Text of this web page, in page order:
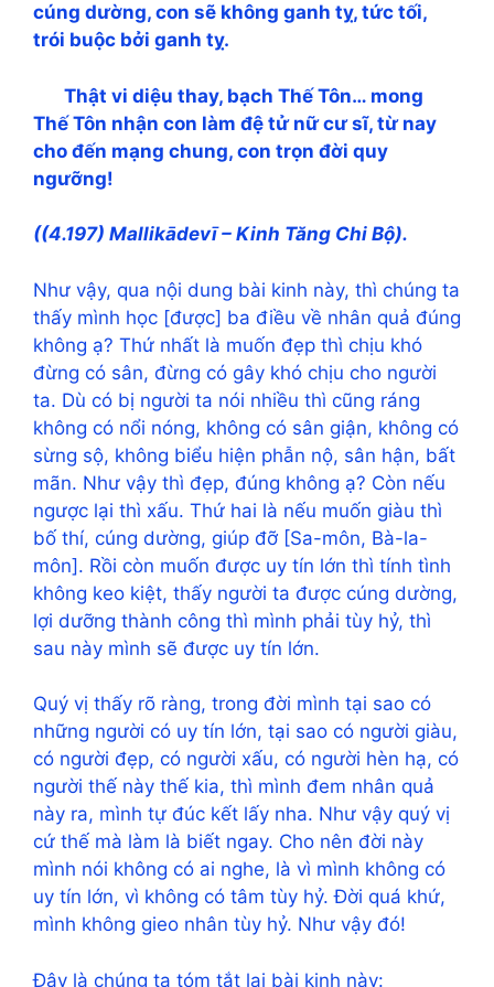
cúng dường, con sẽ không ganh tỵ, tức tối,
trói buộc bởi ganh tỵ.
Thật vi diệu thay, bạch Thế Tôn… mong
Thế Tôn nhận con làm đệ tử nữ cư sĩ, từ nay
cho đến mạng chung, con trọn đời quy
ngưỡng!
((4.197) Mallikādevī – Kinh Tăng Chi Bộ).
Như vậy, qua nội dung bài kinh này, thì chúng ta
thấy mình học [được] ba điều về nhân quả đúng
không ạ? Thứ nhất là muốn đẹp thì chịu khó
đừng có sân, đừng có gây khó chịu cho người
ta. Dù có bị người ta nói nhiều thì cũng ráng
không có nổi nóng, không có sân giận, không có
sừng sộ, không biểu hiện phẫn nộ, sân hận, bất
mãn. Như vậy thì đẹp, đúng không ạ? Còn nếu
ngược lại thì xấu. Thứ hai là nếu muốn giàu thì
bố thí, cúng dường, giúp đỡ [Sa-môn, Bà-la-
môn]. Rồi còn muốn được uy tín lớn thì tính tình
không keo kiệt, thấy người ta được cúng dường,
lợi dưỡng thành công thì mình phải tùy hỷ, thì
sau này mình sẽ được uy tín lớn.
Quý vị thấy rõ ràng, trong đời mình tại sao có
những người có uy tín lớn, tại sao có người giàu,
có người đẹp, có người xấu, có người hèn hạ, có
người thế này thế kia, thì mình đem nhân quả
này ra, mình tự đúc kết lấy nha. Như vậy quý vị
cứ thế mà làm là biết ngay. Cho nên đời này
mình nói không có ai nghe, là vì mình không có
uy tín lớn, vì không có tâm tùy hỷ. Đời quá khứ,
mình không gieo nhân tùy hỷ. Như vậy đó!
Đây là chúng ta tóm tắt lại bài kinh này: